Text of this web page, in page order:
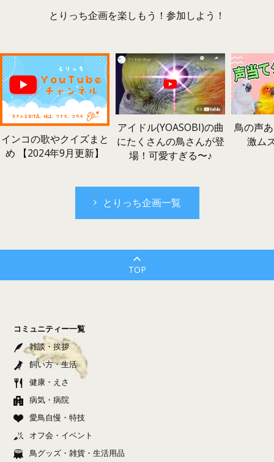
とりっち企画を楽しもう！参加しよう！
インコの歌やクイズまと
め 【2024年9月更新】
アイドル(YOASOBI)の曲
にたくさんの鳥さんが登
場！可愛すぎる〜♪
鳥の声
激ム
とりっち企画一覧
TOP
コミュニティー一覧
雑談・挨拶
飼い方・生活
健康・えさ
病気・病院
愛鳥自慢・特技
オフ会・イベント
鳥グッズ・雑貨・生活用品